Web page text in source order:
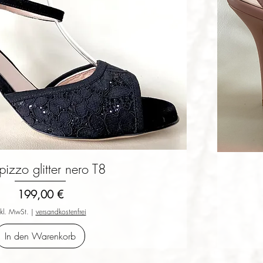
Schnellansicht
glitter nero T8
Preis
199,00 €
MwSt. | versandkostenfrei
In den Warenkorb